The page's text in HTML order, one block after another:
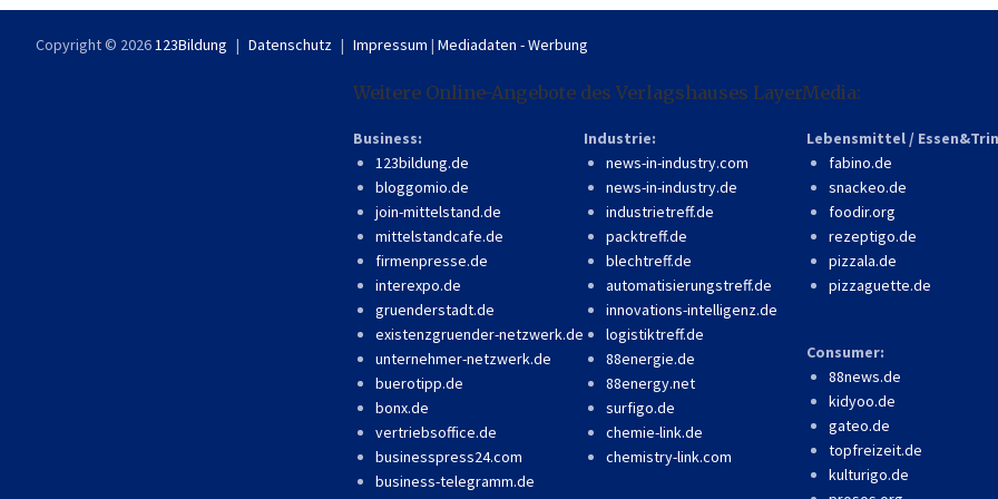
Copyright © 2026123Bildung Datenschutz Impressum | Mediadaten - Werbung
Weitere Online-Angebote des Verlagshauses LayerMedia:
Business:
123bildung.de
bloggomio.de
join-mittelstand.de
mittelstandcafe.de
firmenpresse.de
interexpo.de
gruenderstadt.de
existenzgruender-netzwerk.de
unternehmer-netzwerk.de
buerotipp.de
bonx.de
vertriebsoffice.de
businesspress24.com
business-telegramm.de
Industrie:
news-in-industry.com
news-in-industry.de
industrietreff.de
packtreff.de
blechtreff.de
automatisierungstreff.de
innovations-intelligenz.de
logistiktreff.de
88energie.de
88energy.net
surfigo.de
chemie-link.de
chemistry-link.com
Lebensmittel /
fabino.de
snackeo.de
foodir.org
rezeptigo.de
pizzala.de
pizzaguette.de
Consumer:
88news.de
kidyoo.de
gateo.de
topfreizeit.de
kulturigo.de